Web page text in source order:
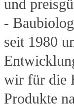
und
-
seit 1980
wir für die
Produkte